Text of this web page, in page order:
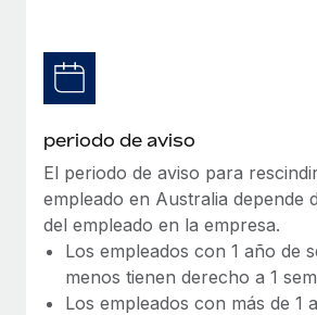
Reubica a los empleados con
Prestaciones
Gestiona las prestaciones de los
La misión de Remote sigue siendo
todos los tamaños a contratar, gestionar
Más información
Pento se convierte en un
con Remote
Gestionar las nóminas internamente es
semanas en hacerlo manualmente y, al
periodo de aviso
El periodo de aviso para
empleado en Australia depende
del empleado en la empresa.
Los empleados con 1 año de
menos tienen derecho a 1
Los empleados con más de 1